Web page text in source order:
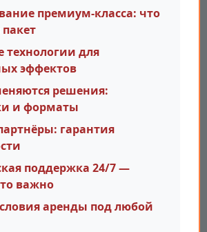
премиум-класса: что
технологии для
эффектов
решения:
и форматы
гарантия
поддержка 24/7 —
важно
аренды под любой